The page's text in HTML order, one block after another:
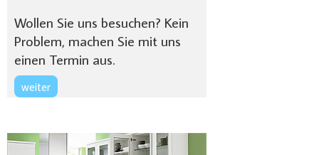
Wollen Sie uns besuchen? Kein
Problem, machen Sie mit uns
einen Termin aus.
weiter